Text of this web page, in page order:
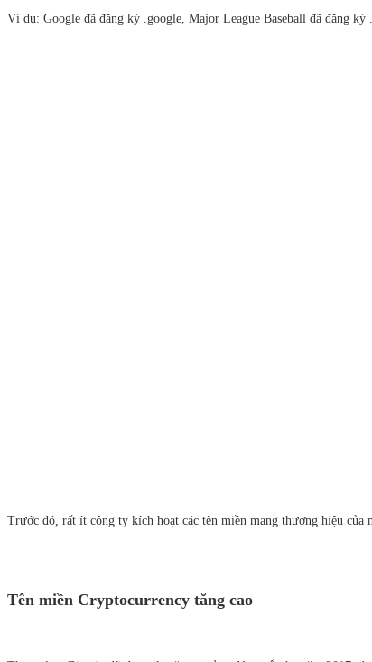
Ví dụ: Google đã đăng ký .google, Major League Baseball đã đăng
Trước đó, rất ít công ty kích hoạt các tên miền mang thương hiệu
Tên miền Cryptocurrency tăng cao